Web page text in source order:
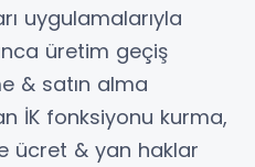
uygulamalarıyla
üretim geçiş
& satın alma
İK fonksiyonu kurma,
ücret & yan haklar